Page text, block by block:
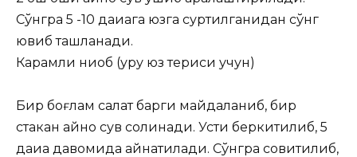
Сўнгра 5 -10 дақиқага юзга суртилганидан сўнг
ювиб ташланади.
Карамли ниқоб (қуруқ юз териси учун)
Бир боғлам салат барги майдаланиб, бир
стакан қайноқ сув солинади. Усти беркитилиб, 5
дақиқа давомида қайнатилади. Сўнгра совитилиб,